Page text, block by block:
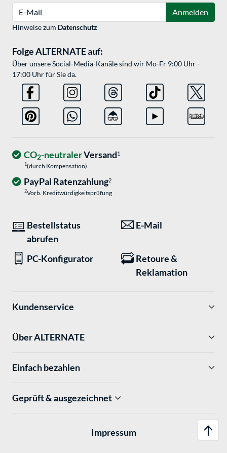
Anmelden
Hinweise zum Datenschutz
Folge ALTERNATE auf:
Über unsere Social-Media-Kanäle sind wir Mo-Fr 9:00 Uhr -
17:00 Uhr für Sie da.
CO2-neutralerVersand1
1(durch Kompensation)
PayPal Ratenzahlung2
2Vorb. Kreditwürdigkeitsprüfung
Bestellstatus
abrufen
E-Mail
PC-Konfigurator
Retoure &
Reklamation
Kundenservice
Über ALTERNATE
Einfach bezahlen
Geprüft & ausgezeichnet
Impressum